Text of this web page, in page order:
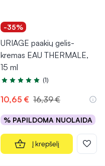
-35%
URIAGE paakių gelis-
kremas EAU THERMALE,
15 ml
Įvertinimas 5.0 iš 5
(1)
10,65 € 16,39 €
% PAPILDOMA NUOLAIDA
Į krepšelį